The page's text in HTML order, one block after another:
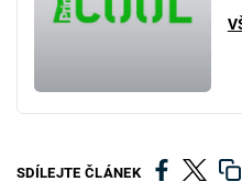
SDÍLEJTE ČLÁNEK